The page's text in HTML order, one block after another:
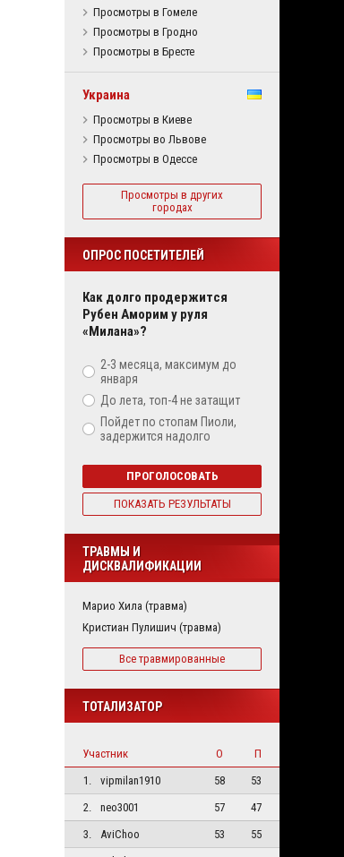
Просмотры в Гомеле
Просмотры в Гродно
Просмотры в Бресте
Украина
Просмотры в Киеве
Просмотры во Львове
Просмотры в Одессе
Просмотры в других
городах
ОПРОС ПОСЕТИТЕЛЕЙ
Как долго продержится
Рубен Аморим у руля
«Милана»?
2-3 месяца, максимум до
января
До лета, топ-4 не затащит
Пойдет по стопам Пиоли,
задержится надолго
ПРОГОЛОСОВАТЬ
ПОКАЗАТЬ РЕЗУЛЬТАТЫ
ТРАВМЫ И
ДИСКВАЛИФИКАЦИИ
Марио Хила (травма)
Кристиан Пулишич (травма)
Все травмированные
ТОТАЛИЗАТОР
Участник О
П
1.
vipmilan1910 58
53
2.
neo3001 57
47
3.
AviChoo 53
55